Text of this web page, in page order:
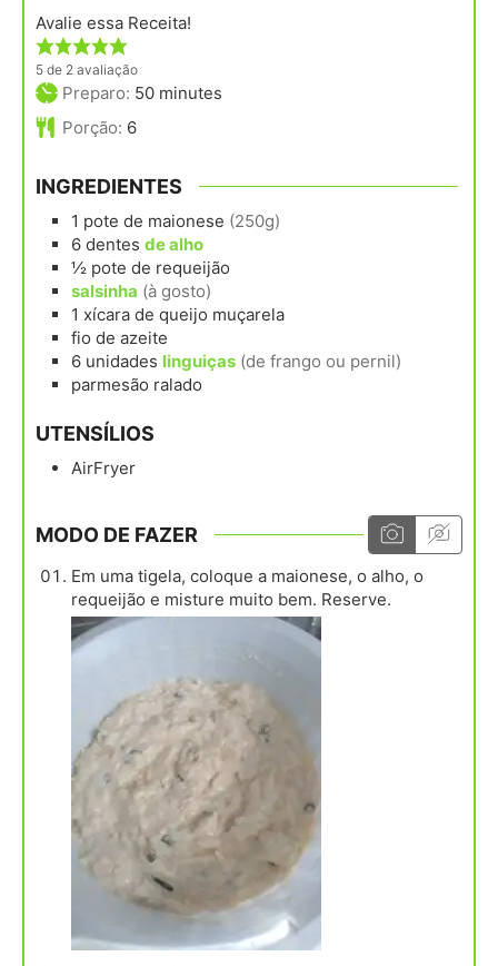
Avalie essa Receita!
5 de 2 avaliação
Preparo: 50minutes
minutes
Porção: 6
INGREDIENTES
1 pote de maionese (250g)
6 dentes de alho
½ pote de requeijão
salsinha (à gosto)
1 xícara de queijo muçarela
fio de azeite
6 unidades linguiças (de frango ou pernil)
parmesão ralado
UTENSÍLIOS
AirFryer
MODO DE FAZER
Em uma tigela, coloque a maionese, o alho, o
requeijão e misture muito bem. Reserve.